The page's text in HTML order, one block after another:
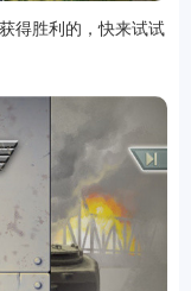
得胜利的，快来试试